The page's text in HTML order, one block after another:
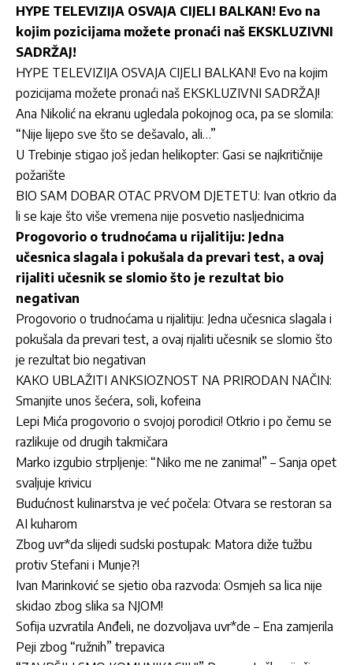
HYPE TELEVIZIJA OSVAJA CIJELI BALKAN! Evo na
kojim pozicijama možete pronaći naš EKSKLUZIVNI
SADRŽAJ!
HYPE TELEVIZIJA OSVAJA CIJELI BALKAN! Evo na kojim
pozicijama možete pronaći naš EKSKLUZIVNI SADRŽAJ!
Ana Nikolić na ekranu ugledala pokojnog oca, pa se slomila:
“Nije lijepo sve što se dešavalo, ali…”
U Trebinje stigao još jedan helikopter: Gasi se najkritičnije
požarište
BIO SAM DOBAR OTAC PRVOM DJETETU: Ivan otkrio da
li se kaje što više vremena nije posvetio nasljednicima
Progovorio o trudnoćama u rijalitiju: Jedna
učesnica slagala i pokušala da prevari test, a ovaj
rijaliti učesnik se slomio što je rezultat bio
negativan
Progovorio o trudnoćama u rijalitiju: Jedna učesnica slagala i
pokušala da prevari test, a ovaj rijaliti učesnik se slomio što
je rezultat bio negativan
KAKO UBLAŽITI ANKSIOZNOST NA PRIRODAN NAČIN:
Smanjite unos šećera, soli, kofeina
Lepi Mića progovorio o svojoj porodici! Otkrio i po čemu se
razlikuje od drugih takmičara
Marko izgubio strpljenje: “Niko me ne zanima!” – Sanja opet
svaljuje krivicu
Budućnost kulinarstva je već počela: Otvara se restoran sa
AI kuharom
Zbog uvr*da slijedi sudski postupak: Matora diže tužbu
protiv Stefani i Munje?!
Ivan Marinković se sjetio oba razvoda: Osmjeh sa lica nije
skidao zbog slika sa NJOM!
Sofija uzvratila Anđeli, ne dozvoljava uvr*de – Ena zamjerila
Peji zbog “ružnih” trepavica